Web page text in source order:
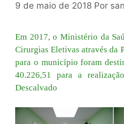
9 de maio de 2018 Por
Em 2017, o Ministério da
Cirurgias Eletivas através da
para o município foram
40.226,51 para a
Descalvado